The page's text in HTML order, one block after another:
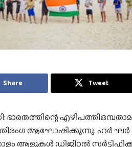
Share Tweet
ഭാരതത്തിന്റെ
ആഘോഷിക്കുന്നു. ഹർ ഘർ
ആളുകൾ ഡിജിറ്റൽ